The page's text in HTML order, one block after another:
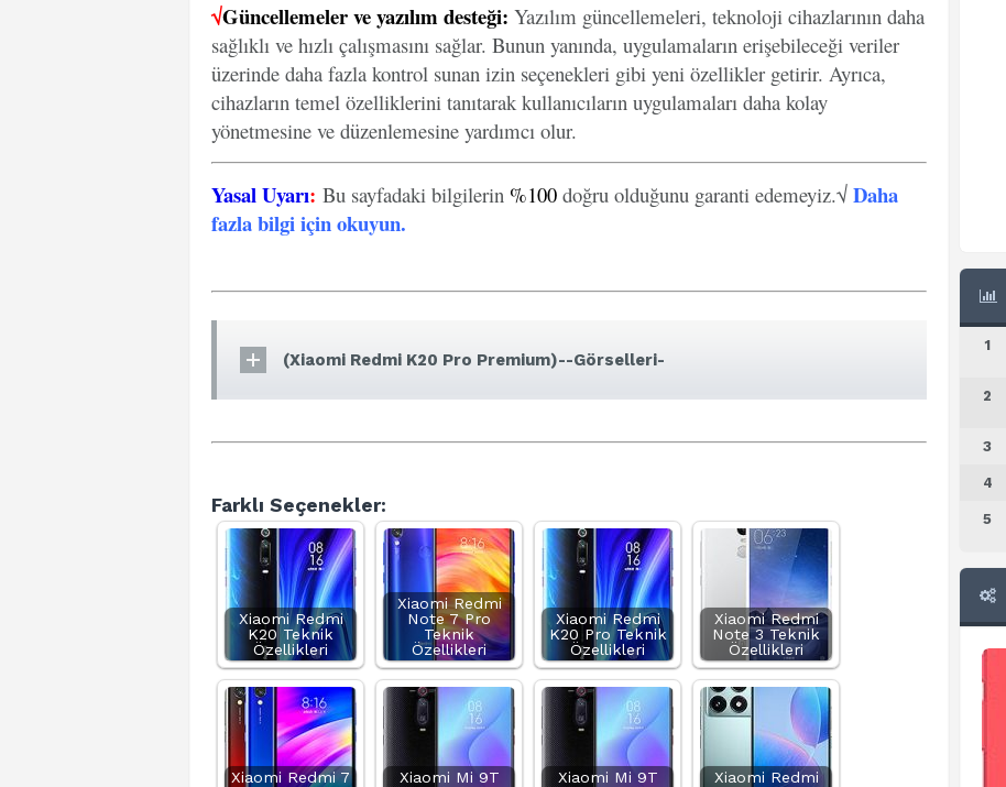
√Güncellemeler ve yazılım desteği: Yazılım güncellemeleri, teknoloji cihazlarının daha
sağlıklı ve hızlı çalışmasını sağlar. Bunun yanında, uygulamaların erişebileceği veriler
üzerinde daha fazla kontrol sunan izin seçenekleri gibi yeni özellikler getirir. Ayrıca,
cihazların temel özelliklerini tanıtarak kullanıcıların uygulamaları daha kolay
yönetmesine ve düzenlemesine yardımcı olur.
Yasal Uyarı: Bu sayfadaki bilgilerin %100 doğru olduğunu garanti edemeyiz.√ Daha
fazla bilgi için okuyun.
(Xiaomi Redmi K20 Pro Premium)--Görselleri-
Farklı Seçenekler:
Xiaomi Redmi
K20 Teknik
Özellikleri
Xiaomi Redmi
Note 7 Pro
Teknik
Özellikleri
Xiaomi Redmi
K20 Pro Teknik
Özellikleri
Xiaomi Redmi
Note 3 Teknik
Özellikleri
Xiaomi Redmi 7
Xiaomi Mi 9T
Xiaomi Mi 9T
Xiaomi Redmi
1
2
3
4
5